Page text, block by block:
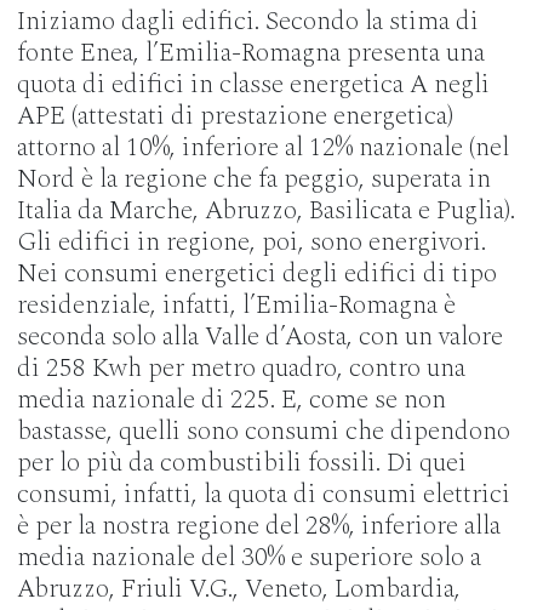
Iniziamo dagli edifici. Secondo la stima di
fonte Enea, l’Emilia-Romagna presenta una
quota di edifici in classe energetica A negli
APE (attestati di prestazione energetica)
attorno al 10%, inferiore al 12% nazionale (nel
Nord è la regione che fa peggio, superata in
Italia da Marche, Abruzzo, Basilicata e Puglia).
Gli edifici in regione, poi, sono energivori.
Nei consumi energetici degli edifici di tipo
residenziale, infatti, l’Emilia-Romagna è
seconda solo alla Valle d’Aosta, con un valore
di 258 Kwh per metro quadro, contro una
media nazionale di 225. E, come se non
bastasse, quelli sono consumi che dipendono
per lo più da combustibili fossili. Di quei
consumi, infatti, la quota di consumi elettrici
è per la nostra regione del 28%, inferiore alla
media nazionale del 30% e superiore solo a
Abruzzo, Friuli V.G., Veneto, Lombardia,